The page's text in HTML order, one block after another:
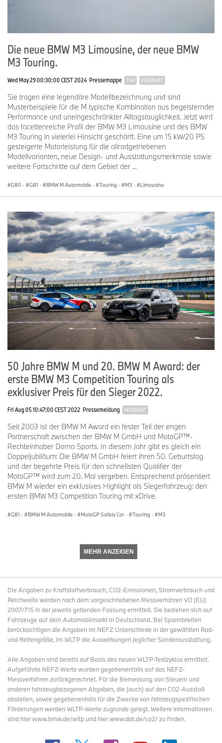
Die neue BMW M3 Limousine, der neue BMW
M3 Touring.
Wed May 29 00:30:00 CEST 2024 Pressemappe TOP VERJÄHRT
Sie tragen eine legendäre Modellbezeichnung und sind
Musterbeispiele für die M typische Kombination aus begeisternder
Performance und uneingeschränkter Alltagstauglichkeit. Jetzt wird
das facettenreiche Profil der BMW M3 Limousine und des BMW
M3 Touring in vielerlei Hinsicht geschärft. Eine um 15 kW/20 PS
gesteigerte Motorleistung für die allradgetriebenen
Modellvarianten, neue Design- und Ausstattungsmerkmale sowie
weitere Fortschritte auf dem Gebiet der ...
G80 · G81 · BMW M Automobile · Touring · M3 · Limousine
50 Jahre BMW M und 20. BMW M Award: der
erste BMW M3 Competition Touring als
exklusiver Preis für den Sieger 2022.
Fri Aug 05 10:47:00 CEST 2022 Pressemeldung VERJÄHRT
Seit 2003 ist der BMW M Award ein fester Teil der engen
Partnerschaft zwischen der BMW M GmbH und MotoGP™-
Rechteinhaber Dorna Sports. In diesem Jahr gibt es gleich ein
Doppeljubiläum: Die BMW M GmbH feiert ihren 50. Geburtstag
und der begehrte Preis für den schnellsten Qualifier der
MotoGP™ wird zum 20. Mal vergeben. Entsprechend präsentiert
BMW M wieder ein exklusives Highlight als Siegerfahrzeug: den
ersten BMW M3 Competition Touring mit xDrive.
G81 · BMW M Automobile · MotoGP Safety Car · Touring · M3
MEHR ANZEIGEN
Die Angaben zu Kraftstoffverbrauch, CO2-Emissionen, Stromverbrauch und
Reichweite werden nach dem vorgeschriebenen Messverfahren VO (EU)
2007/715 in der jeweils geltenden Fassung ermittelt. Sie beziehen sich auf
Fahrzeuge auf dem Automobilmarkt in Deutschland. Bei Spannbreiten
berücksichtigen die Angaben im NEFZ Unterschiede in der gewählten Rad-
und Reifengröße, im WLTP die Auswirkungen jeglicher Sonderausstattung.
Alle Angaben sind bereits auf Basis des neuen WLTP-Testzyklus ermittelt.
Aufgeführte NEFZ-Werte wurden gegebenenfalls auf das NEFZ-
Messverfahren zurückgerechnet. Für die Bemessung von Steuern und
anderen fahrzeugbezogenen Abgaben, die (auch) auf den CO2-Ausstoß
abstellen, sowie gegebenenfalls für die Zwecke von fahrzeugspezifischen
Förderungen werden WLTP-Werte zugrunde gelegt. Weitere Informationen
sind hier www.bmw.de/wltp und hier www.dat.de/co2/ zu finden.